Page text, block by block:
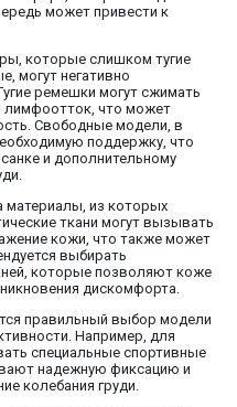
может привести к
которые слишком тугие
могут негативно
ремешки могут сжимать
лимфоотток, что может
Свободные модели, в
поддержку, что
и дополнительному
материалы, из которых
ткани могут вызывать
кожи, что также может
выбирать
которые позволяют коже
дискомфорта.
правильный выбор модели
Например, для
специальные спортивные
надежную фиксацию и
колебания груди.